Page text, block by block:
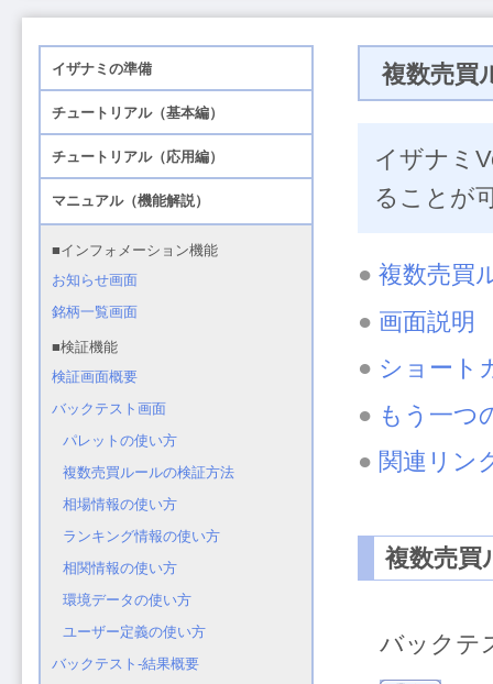
複数売買
イザナミ
ることが
● 複数売買
● 画面説明
● ショート
● もう一つ
● 関連リン
複数売買
バックテ